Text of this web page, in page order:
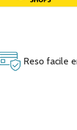
Reso facile